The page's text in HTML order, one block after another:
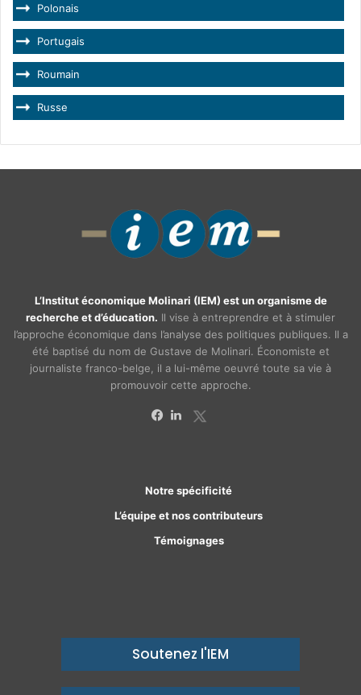
Polonais
Portugais
Roumain
Russe
L’Institut économique Molinari (IEM) est un organisme de
recherche et d’éducation. Il vise à entreprendre et à stimuler
l’approche économique dans l’analyse des politiques publiques. Il a
été baptisé du nom de Gustave de Molinari. Économiste et
journaliste franco-belge, il a lui-même oeuvré toute sa vie à
promouvoir cette approche.
Notre spécificité
L’équipe et nos contributeurs
Témoignages
Soutenez l'IEM